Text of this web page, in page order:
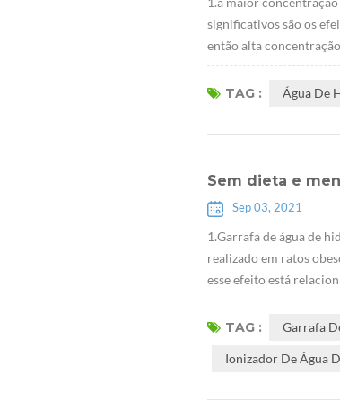
significativos são os
então alta
TAG : Água De
Sem dieta e
Sep 03, 2021
1.Garrafa de água de
realizado em ratos
esse efeito está
TAG : Garrafa
Ionizador De Água